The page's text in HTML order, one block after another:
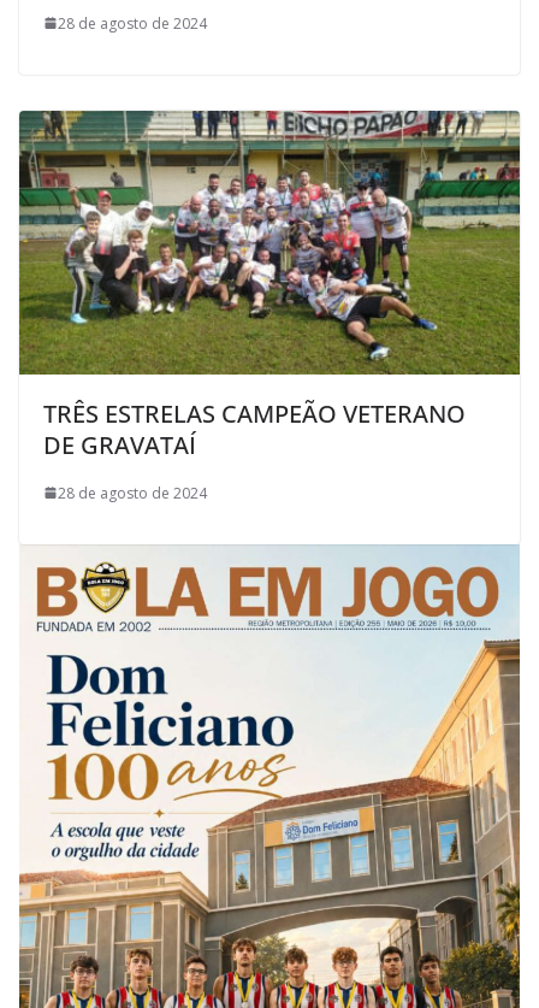
28 de agosto de 2024
TRÊS ESTRELAS CAMPEÃO VETERANO
DE GRAVATAÍ
28 de agosto de 2024